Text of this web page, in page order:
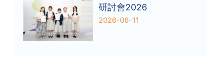
研討會2026
2026-06-11